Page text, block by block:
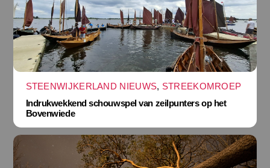
STEENWIJKERLAND NIEUWS, STREEKOMROEP
Indrukwekkend schouwspel van zeilpunters op het
Bovenwiede